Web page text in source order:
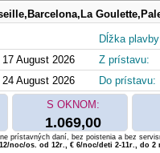
17 August 2026
24 August 2026
Dĺžka
Z prístavu:
Do prístavu:
S OKNOM:
1.069,00
prístavných daní, bez poistenia a bez
noc/os. od 12r., € 6/noc/deti 2-11r., do 2